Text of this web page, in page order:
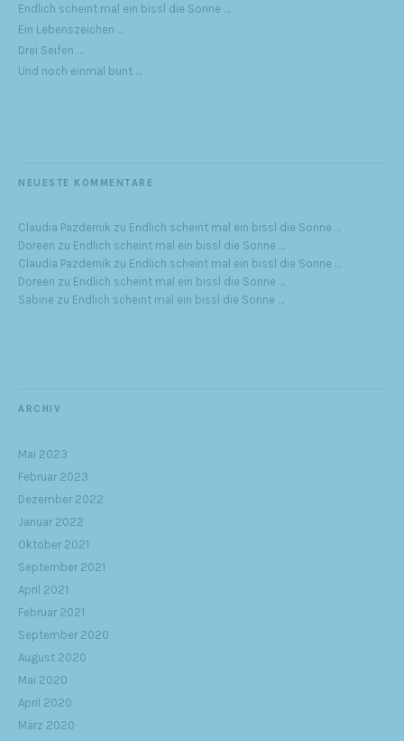
Endlich scheint mal ein bissl die Sonne …
Ein Lebenszeichen …
Drei Seifen …
Und noch einmal bunt …
NEUESTE KOMMENTARE
Claudia Pazdernik zu Endlich scheint mal ein bissl die Sonne …
Doreen zu Endlich scheint mal ein bissl die Sonne …
Claudia Pazdernik zu Endlich scheint mal ein bissl die Sonne …
Doreen zu Endlich scheint mal ein bissl die Sonne …
Sabine zu Endlich scheint mal ein bissl die Sonne …
ARCHIV
Mai 2023
Februar 2023
Dezember 2022
Januar 2022
Oktober 2021
September 2021
April 2021
Februar 2021
September 2020
August 2020
Mai 2020
April 2020
März 2020